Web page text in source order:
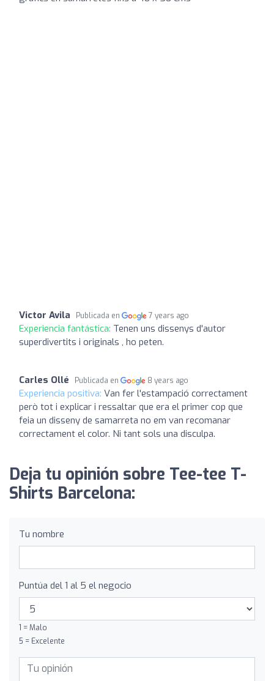
Victor Avila Publicada en 7 years ago
Experiencia fantástica: Tenen uns dissenys d'autor
superdivertits i originals , ho peten.
Carles Ollé Publicada en 8 years ago
Experiencia positiva: Van fer l'estampació correctament
però tot i explicar i ressaltar que era el primer cop que
feia un disseny de samarreta no em van recomanar
correctament el color. Ni tant sols una disculpa.
Deja tu opinión sobre Tee-tee T-
Shirts Barcelona:
Tu nombre
Puntúa del 1 al 5 el negocio
1 = Malo
5 = Excelente